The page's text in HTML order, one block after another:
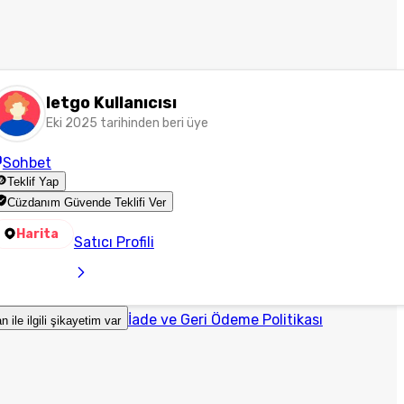
letgo Kullanıcısı
Eki 2025 tarihinden beri üye
Sohbet
Teklif Yap
Cüzdanım Güvende Teklifi Ver
Harita Satıcı Profili
ile ilgili şikayetim var İade ve Geri Ödeme Politikası